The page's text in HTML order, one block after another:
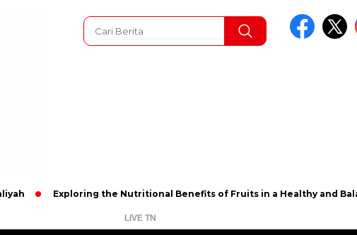
Exploring the Nutritional Benefits of Fruits in a Healthy and Balanced Diet
LIVE TN